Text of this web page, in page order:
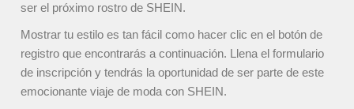
ser el próximo rostro de SHEIN.
Mostrar tu estilo es tan fácil como hacer clic en el botón de
registro que encontrarás a continuación. Llena el formulario
de inscripción y tendrás la oportunidad de ser parte de este
emocionante viaje de moda con SHEIN.